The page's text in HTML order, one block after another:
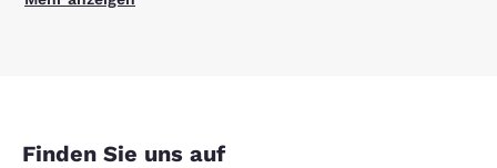
Finden Sie uns auf